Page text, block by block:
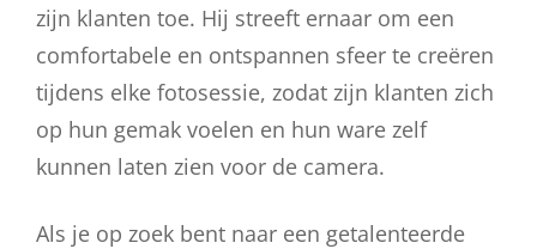
zijn klanten toe. Hij streeft ernaar om een
comfortabele en ontspannen sfeer te creëren
tijdens elke fotosessie, zodat zijn klanten zich
op hun gemak voelen en hun ware zelf
kunnen laten zien voor de camera.
Als je op zoek bent naar een getalenteerde